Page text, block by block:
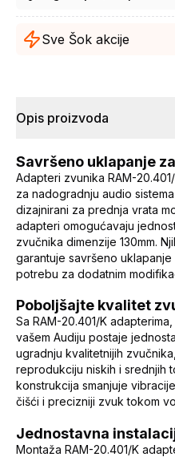
Sve Šok akcije
Opis proizvoda
Savršeno uklapanje
Adapteri zvunika RAM-
za nadogradnju audio
dizajnirani za prednja vrata
adapteri omogućavaju
zvučnika dimenzije 130mm.
garantuje savršeno
potrebu za dodatnim
Poboljšajte kvalitet
Sa RAM-20.401/K
vašem Audiju postaje
ugradnju kvalitetnijih
reprodukciju niskih i srednjih
konstrukcija smanjuje
čišći i precizniji zvuk tokom
Jednostavna
Montaža RAM-20.401/K